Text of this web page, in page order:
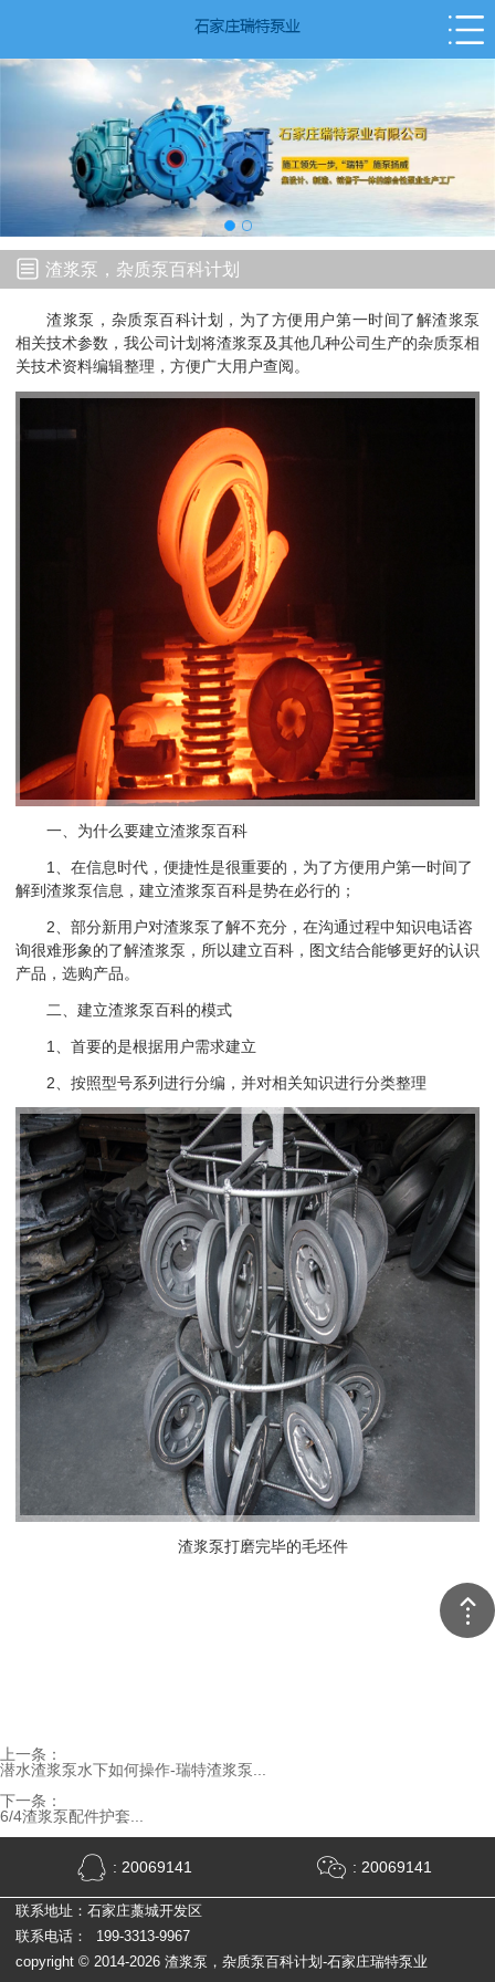
渣浆泵，杂质泵百科计划
渣浆泵，杂质泵百科计划，为了方便用户第一时间了解渣浆泵
相关技术参数，我公司计划将渣浆泵及其他几种公司生产的杂质泵相
关技术资料编辑整理，方便广大用户查阅。
一、为什么要建立渣浆泵百科
1、在信息时代，便捷性是很重要的，为了方便用户第一时间了
解到渣浆泵信息，建立渣浆泵百科是势在必行的；
2、部分新用户对渣浆泵了解不充分，在沟通过程中知识电话咨
询很难形象的了解渣浆泵，所以建立百科，图文结合能够更好的认识
产品，选购产品。
二、建立渣浆泵百科的模式
1、首要的是根据用户需求建立
2、按照型号系列进行分编，并对相关知识进行分类整理
渣浆泵打磨完毕的毛坯件
上一条：
潜水渣浆泵水下如何操作-瑞特渣浆泵...
下一条：
6/4渣浆泵配件护套...
: 20069141 : 20069141
联系地址：石家庄藁城开发区
联系电话： 199-3313-9967
copyright © 2014-2026 渣浆泵，杂质泵百科计划-石家庄瑞特泵业